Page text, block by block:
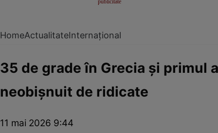
HomeActualitateInternațional
35 de grade în Grecia și
neobișnuit de ridicate
11 mai 2026 9:44